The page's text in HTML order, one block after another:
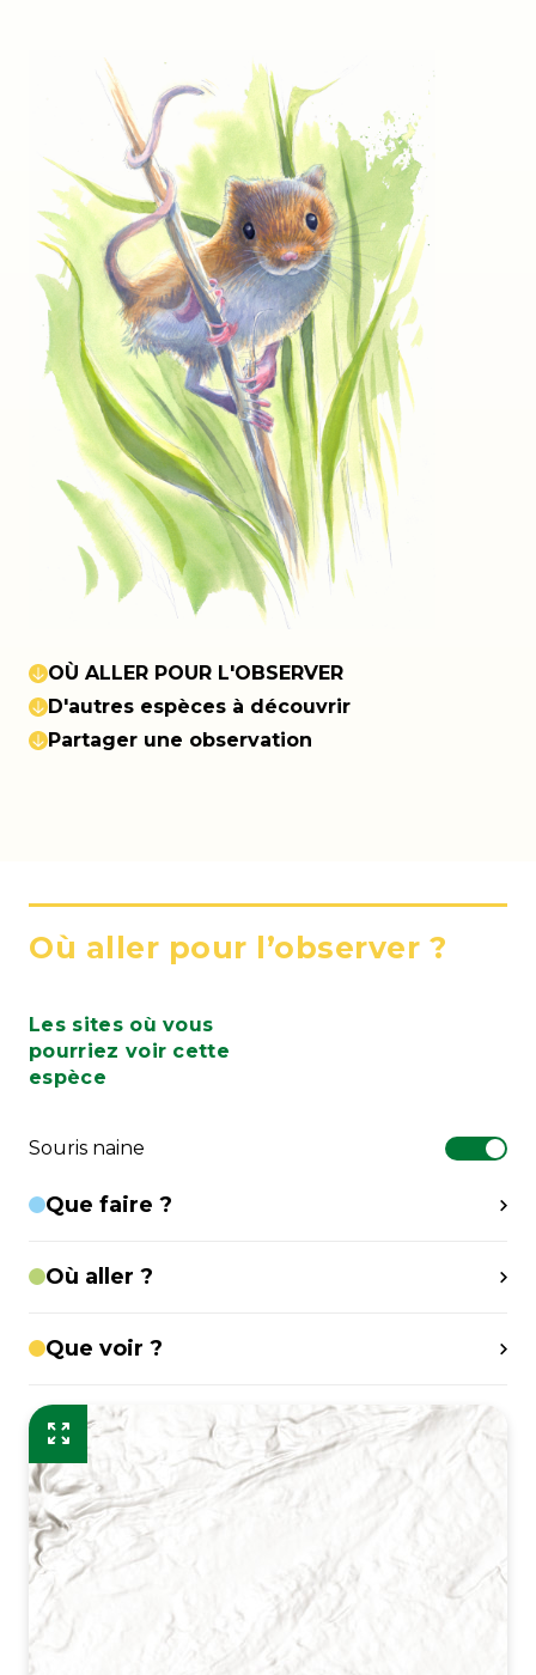
OÙ ALLER POUR L'OBSERVER
D'autres espèces à découvrir
Partager une observation
Où aller pour l’observer ?
Les sites où vous
pourriez voir cette
espèce
Souris naine
Que faire ?
Où aller ?
Que voir ?